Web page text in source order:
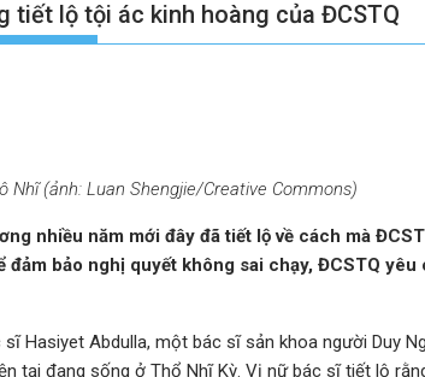
tiết lộ tội ác kinh hoàng của ĐCSTQ
(ảnh: Luan Shengjie/Creative Commons)
nhiều năm mới đây đã tiết lộ về cách mà
đảm bảo nghị quyết không sai chạy, ĐCSTQ
Hasiyet Abdulla, một bác sĩ sản khoa người Duy
tại đang sống ở Thổ Nhĩ Kỳ. Vị nữ bác sĩ tiết lộ